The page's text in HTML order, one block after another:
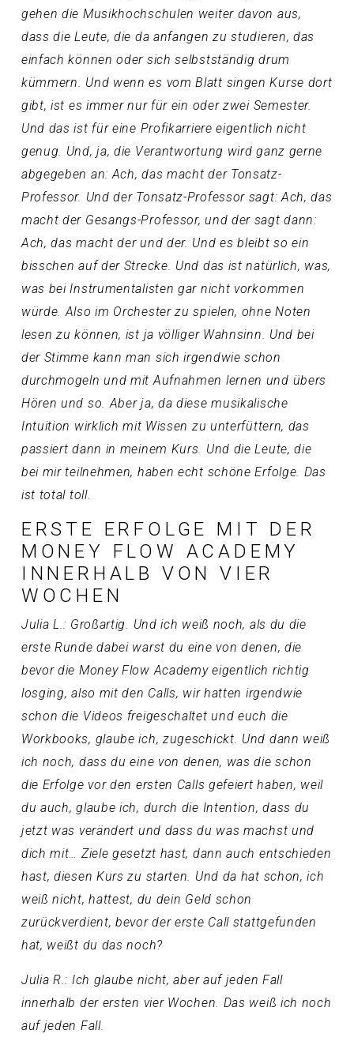
gehen die Musikhochschulen weiter davon aus,
dass die Leute, die da anfangen zu studieren, das
einfach können oder sich selbstständig drum
kümmern. Und wenn es vom Blatt singen Kurse dort
gibt, ist es immer nur für ein oder zwei Semester.
Und das ist für eine Profikarriere eigentlich nicht
genug. Und, ja, die Verantwortung wird ganz gerne
abgegeben an: Ach, das macht der Tonsatz-
Professor. Und der Tonsatz-Professor sagt: Ach, das
macht der Gesangs-Professor, und der sagt dann:
Ach, das macht der und der. Und es bleibt so ein
bisschen auf der Strecke. Und das ist natürlich, was,
was bei Instrumentalisten gar nicht vorkommen
würde. Also im Orchester zu spielen, ohne Noten
lesen zu können, ist ja völliger Wahnsinn. Und bei
der Stimme kann man sich irgendwie schon
durchmogeln und mit Aufnahmen lernen und übers
Hören und so. Aber ja, da diese musikalische
Intuition wirklich mit Wissen zu unterfüttern, das
passiert dann in meinem Kurs. Und die Leute, die
bei mir teilnehmen, haben echt schöne Erfolge. Das
ist total toll.
ERSTE ERFOLGE MIT DER
MONEY FLOW ACADEMY
INNERHALB VON VIER
WOCHEN
Julia L.: Großartig. Und ich weiß noch, als du die
erste Runde dabei warst du eine von denen, die
bevor die Money Flow Academy eigentlich richtig
losging, also mit den Calls, wir hatten irgendwie
schon die Videos freigeschaltet und euch die
Workbooks, glaube ich, zugeschickt. Und dann weiß
ich noch, dass du eine von denen, was die schon
die Erfolge vor den ersten Calls gefeiert haben, weil
du auch, glaube ich, durch die Intention, dass du
jetzt was verändert und dass du was machst und
dich mit… Ziele gesetzt hast, dann auch entschieden
hast, diesen Kurs zu starten. Und da hat schon, ich
weiß nicht, hattest, du dein Geld schon
zurückverdient, bevor der erste Call stattgefunden
hat, weißt du das noch?
Julia R.: Ich glaube nicht, aber auf jeden Fall
innerhalb der ersten vier Wochen. Das weiß ich noch
auf jeden Fall.